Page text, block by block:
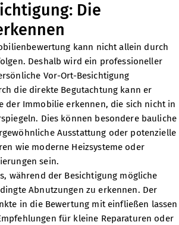
Die
kann nicht allein durch
Deshalb wird ein professioneller
Vor-Ort-Besichtigung
die direkte Begutachtung kann er
der Immobilie erkennen, die sich nicht in
Dies können besondere bauliche
Ausstattung oder potenzielle
wie moderne Heizsysteme oder
sein.
während der Besichtigung mögliche
Abnutzungen zu erkennen. Der
in die Bewertung mit einfließen lassen
für kleine Reparaturen oder